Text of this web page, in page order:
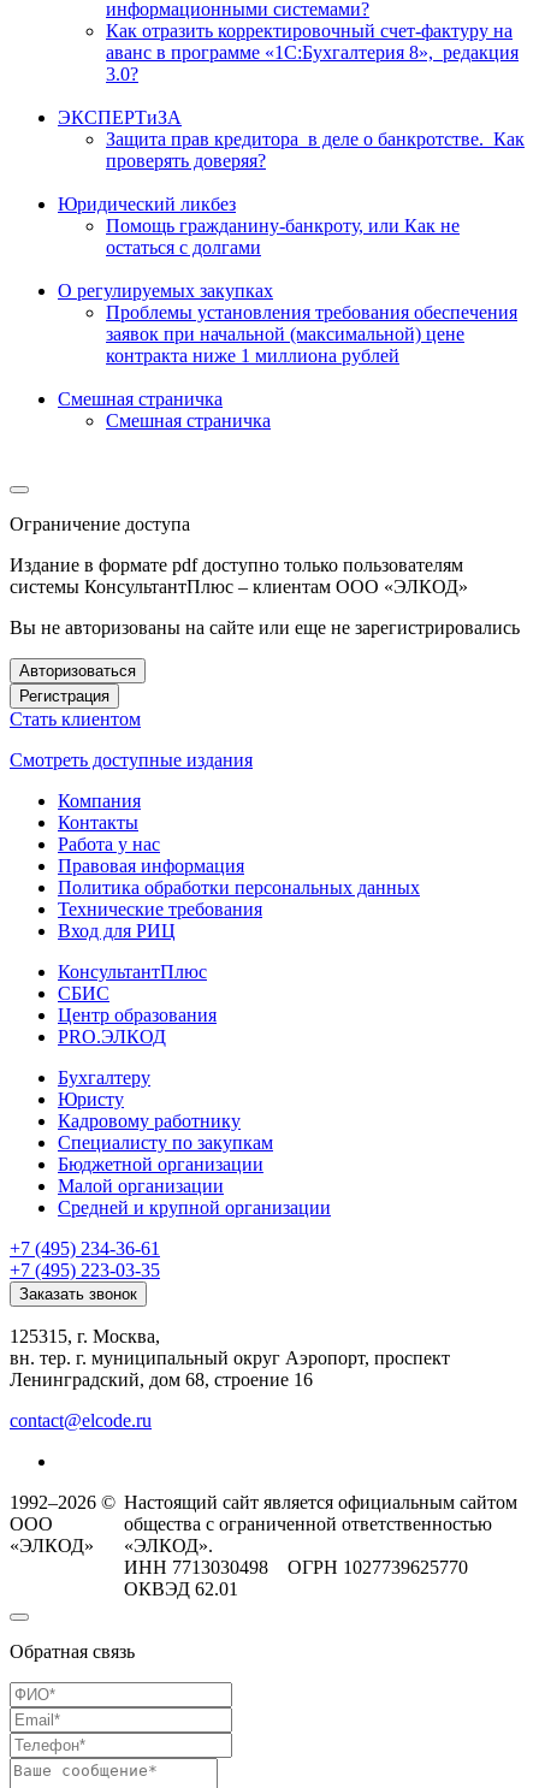
информационными системами?
Как отразить корректировочный счет-фактуру на
аванс в программе «1С:Бухгалтерия 8», редакция
3.0?
ЭКСПЕРТиЗА
Защита прав кредитора в деле о банкротстве. Как
проверять доверяя?
Юридический ликбез
Помощь гражданину-банкроту, или Как не
остаться с долгами
О регулируемых закупках
Проблемы установления требования обеспечения
заявок при начальной (максимальной) цене
контракта ниже 1 миллиона рублей
Смешная страничка
Смешная страничка
Ограничение доступа
Издание в формате pdf доступно только пользователям
системы КонсультантПлюс – клиентам ООО «ЭЛКОД»
Вы не авторизованы на сайте или еще не зарегистрировались
Авторизоваться
Регистрация
Стать клиентом
Смотреть доступные издания
Компания
Контакты
Работа у нас
Правовая информация
Политика обработки персональных данных
Технические требования
Вход для РИЦ
КонсультантПлюс
СБИС
Центр образования
PRO.ЭЛКОД
Бухгалтеру
Юристу
Кадровому работнику
Специалисту по закупкам
Бюджетной организации
Малой организации
Средней и крупной организации
+7 (495) 234-36-61
+7 (495) 223-03-35
Заказать звонок
125315, г. Москва,
вн. тер. г. муниципальный округ Аэропорт, проспект
Ленинградский, дом 68, строение 16
contact@elcode.ru
1992–2026 ©
ООО
«ЭЛКОД»
Настоящий сайт является официальным сайтом
общества с ограниченной ответственностью
«ЭЛКОД».
ИНН 7713030498 ОГРН 1027739625770
ОКВЭД 62.01
Обратная связь